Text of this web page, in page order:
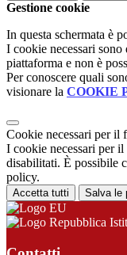
Gestione cookie
In questa schermata è
I cookie necessari
piattaforma e non è
Per conoscere quali
visionare la COOKIE
Cookie necessari per il
I cookie necessari per
disabilitati. È possibile
policy.
Accetta tutti Salva le